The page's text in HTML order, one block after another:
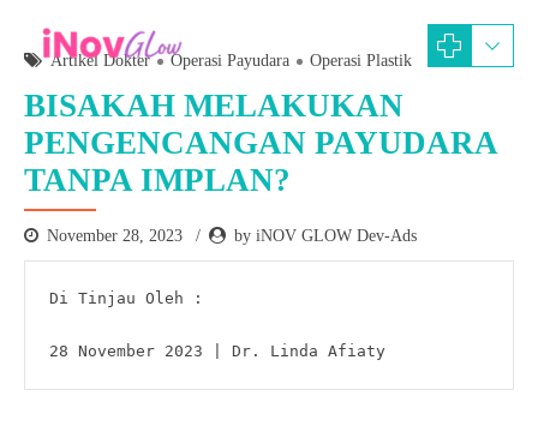
Artikel Dokter Operasi Payudara Operasi Plastik
BISAKAH MELAKUKAN
PENGENCANGAN PAYUDARA
TANPA IMPLAN?
November 28, 2023 by iNOV GLOW Dev-Ads
Di Tinjau Oleh :
28 November 2023 | Dr. Linda Afiaty